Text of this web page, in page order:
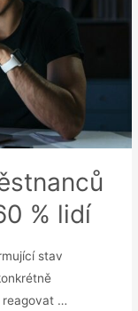
% lidí
stav
reagovat …